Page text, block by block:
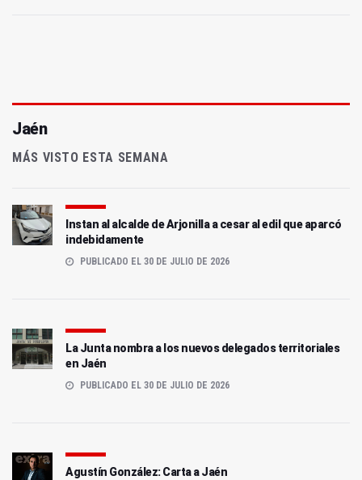
Jaén
MÁS VISTO ESTA SEMANA
Instan al alcalde de Arjonilla a cesar al edil que aparcó
indebidamente
PUBLICADO EL 30 DE JULIO DE 2026
La Junta nombra a los nuevos delegados territoriales
en Jaén
PUBLICADO EL 30 DE JULIO DE 2026
Agustín González: Carta a Jaén